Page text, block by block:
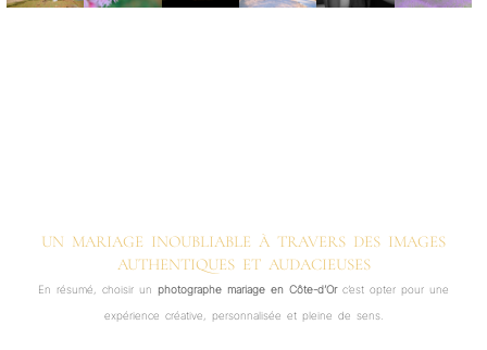
UN MARIAGE INOUBLIABLE À TRAVERS DES IMAGES
AUTHENTIQUES ET AUDACIEUSES
En résumé, choisir un photographe mariage en Côte-d’Orc’est opter pour une
expérience créative, personnalisée et pleine de sens.